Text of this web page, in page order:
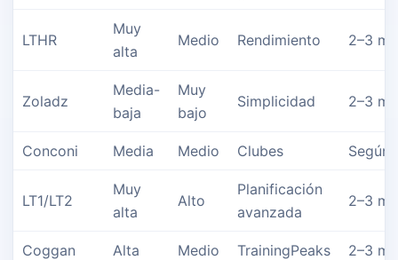
LTHR
Muy
alta
Medio Rendimiento 2–3
Zoladz
Media-
baja
Muy
bajo
Simplicidad 2–3
Conconi Media Medio Clubes Según
LT1/LT2
Muy
alta
Alto
Planificación
avanzada
2–3
Coggan Alta Medio TrainingPeaks 2–3